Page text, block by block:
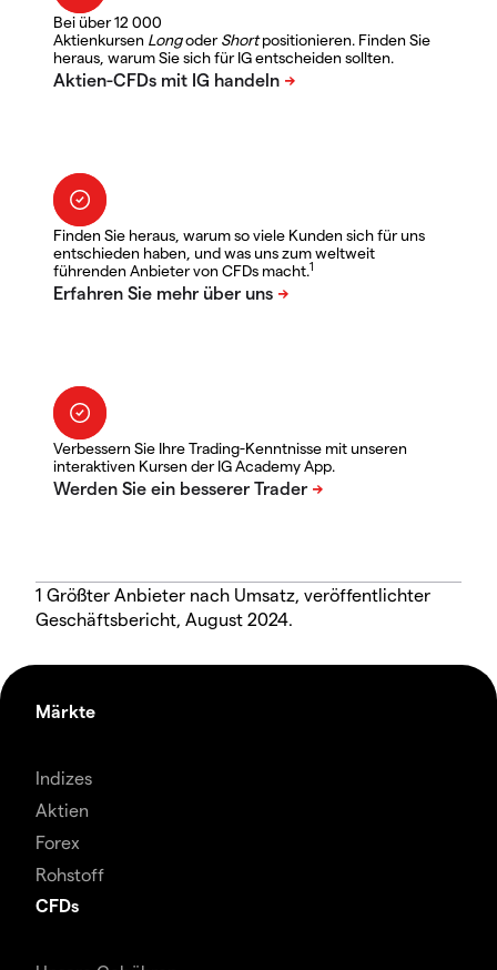
Bei über 12 000
Aktienkursen LongoderShortpositionieren. Finden Sie
heraus, warum Sie sich für IG entscheiden sollten.
Finden Sie heraus, warum so viele Kunden sich für uns
entschieden haben, und was uns zum weltweit
führenden Anbieter von CFDs macht.1
Verbessern Sie Ihre Trading-Kenntnisse mit unseren
interaktiven Kursen der IG Academy App.
1 Größter Anbieter nach Umsatz, veröffentlichter
Geschäftsbericht, August 2024.
Märkte
Indizes
Aktien
Forex
Rohstoff
CFDs